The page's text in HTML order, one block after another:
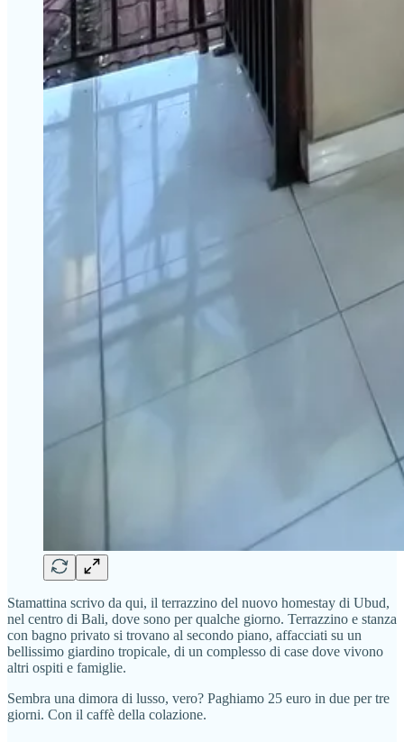
Stamattina scrivo da qui, il terrazzino del nuovo homestay di Ubud,
nel centro di Bali, dove sono per qualche giorno. Terrazzino e stanza
con bagno privato si trovano al secondo piano, affacciati su un
bellissimo giardino tropicale, di un complesso di case dove vivono
altri ospiti e famiglie.
Sembra una dimora di lusso, vero? Paghiamo 25 euro in due per tre
giorni. Con il caffè della colazione.